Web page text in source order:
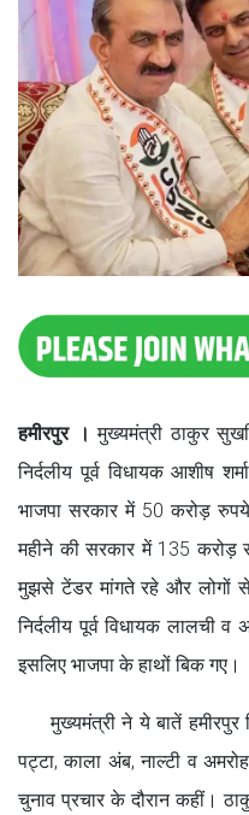
हमीरपुर ।मुख्यमंत्री ठाकुर
निर्दलीय पूर्व विधायक आशीष
भाजपा सरकार में 50 करोड़
महीने की सरकार में 135
मुझसे टेंडर मांगते रहे और लोगों
निर्दलीय पूर्व विधायक लालची
इसलिए भाजपा के हाथों बिक गए।
मुख्यमंत्री ने ये बातें हमीरपुर
पट्टा, काला अंब, नाल्टी व
चुनाव प्रचार के दौरान कहीं।